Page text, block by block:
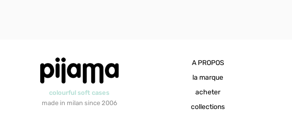
colourful soft cases
made in milan since 2006
A PROPOS
la marque
acheter
collections